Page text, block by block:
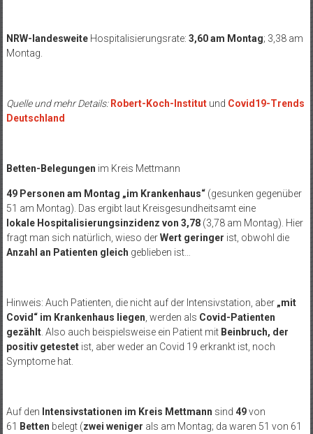
NRW-landesweiteHospitalisierungsrate: 3,60 am Montag; 3,38 am
Montag.
Quelle und mehr Details: Robert-Koch-Institutund Covid19-Trends
Deutschland
Betten-Belegungen im Kreis Mettmann
49 Personen am Montag „im Krankenhaus“ (gesunken gegenüber
51 am Montag). Das ergibt laut Kreisgesundheitsamt eine
lokale Hospitalisierungsinzidenz von 3,78 (3,78 am Montag). Hier
fragt man sich natürlich, wieso derWert geringer ist, obwohl die
Anzahl an Patienten gleich geblieben ist…
Hinweis: Auch Patienten, die nicht auf der Intensivstation, aber „mit
Covid“ im Krankenhaus liegen , werden als Covid-Patienten
gezählt. Also auch beispielsweise ein Patient mit Beinbruch, der
positiv getestetist, aber weder an Covid 19 erkrankt ist, noch
Symptome hat.
Auf den Intensivstationen im Kreis Mettmann sind 49von
61
Betten belegt (zwei weniger als am Montag; da waren 51 von 61